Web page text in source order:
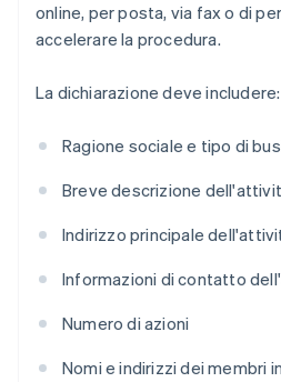
online, per posta, via fax o di
accelerare la procedura.
La dichiarazione deve includere:
Ragione sociale e tipo di
Breve descrizione
Indirizzo principale
Informazioni di contatto
Numero di azioni
Nomi e indirizzi dei membri